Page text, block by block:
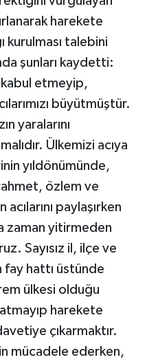
harekete
kurulması talebini
şunları kaydetti:
etmeyip,
büyütmüştür.
yaralarını
Ülkemizi acıya
yıldönümünde,
özlem ve
acılarını paylaşırken
zaman yitirmeden
Sayısız il, ilçe ve
fay hattı üstünde
ülkesi olduğu
harekete
çıkarmaktır.
mücadele ederken,